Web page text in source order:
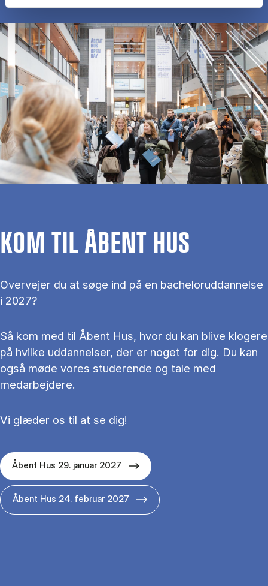
KOM TIL ÅBENT HUS
Overvejer du at søge ind på en bacheloruddannelse
i 2027?
Så kom med til Åbent Hus, hvor du kan blive klogere
på hvilke uddannelser, der er noget for dig. Du kan
også møde vores studerende og tale med
medarbejdere.
Vi glæder os til at se dig!
Åbent Hus 29. januar 2027
Åbent Hus 24. februar 2027